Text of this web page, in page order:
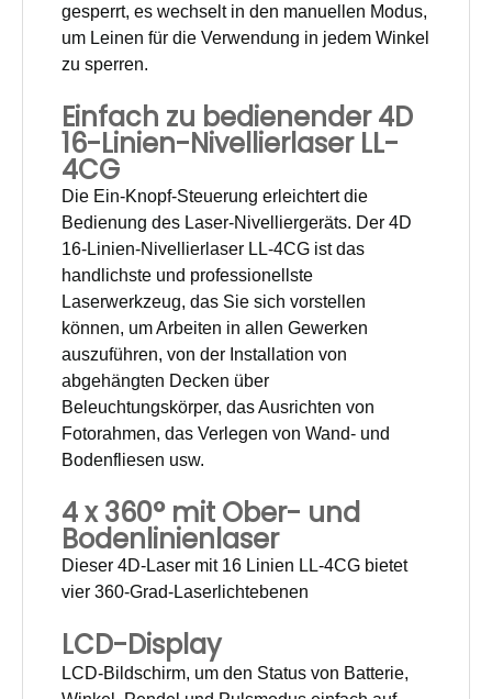
gesperrt, es wechselt in den manuellen Modus,
um Leinen für die Verwendung in jedem Winkel
zu sperren.
Einfach zu bedienender 4D
16-Linien-Nivellierlaser LL-
4CG
Die Ein-Knopf-Steuerung erleichtert die
Bedienung des Laser-Nivelliergeräts. Der 4D
16-Linien-Nivellierlaser LL-4CG ist das
handlichste und professionellste
Laserwerkzeug, das Sie sich vorstellen
können, um Arbeiten in allen Gewerken
auszuführen, von der Installation von
abgehängten Decken über
Beleuchtungskörper, das Ausrichten von
Fotorahmen, das Verlegen von Wand- und
Bodenfliesen usw.
4 x 360° mit Ober- und
Bodenlinienlaser
Dieser 4D-Laser mit 16 Linien LL-4CG bietet
vier 360-Grad-Laserlichtebenen
LCD-Display
LCD-Bildschirm, um den Status von Batterie,